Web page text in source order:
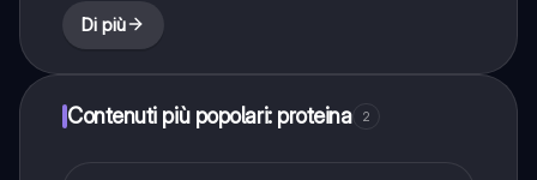
Di più
Contenuti più popolari: proteina 2